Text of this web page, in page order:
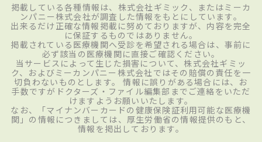
掲載している各種情報は、株式会社ギミック、またはミーカ
ンパニー株式会社が調査した情報をもとにしています。
出来るだけ正確な情報掲載に努めておりますが、内容を完全
に保証するものではありません。
掲載されている医療機関へ受診を希望される場合は、事前に
必ず該当の医療機関に直接ご確認ください。
当サービスによって生じた損害について、株式会社ギミッ
ク、およびミーカンパニー株式会社ではその賠償の責任を一
切負わないものとします。 情報に誤りがある場合には、お
手数ですがドクターズ・ファイル編集部までご連絡をいただ
けますようお願いいたします。
なお、「マイナンバーカードの健康保険証利用可能な医療機
関」の情報につきましては、厚生労働省の情報提供のもと、
情報を掲出しております。